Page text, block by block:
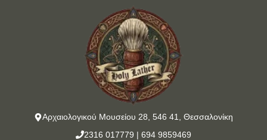
Αρχαιολογικού Μουσείου 28, 546 41, Θεσσαλονίκη
2316 017779 | 694 9859469